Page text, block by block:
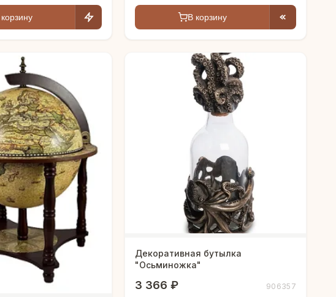
В корзину
Декоративная бутылка
"Осьминожка"
3 366 ₽ 906357